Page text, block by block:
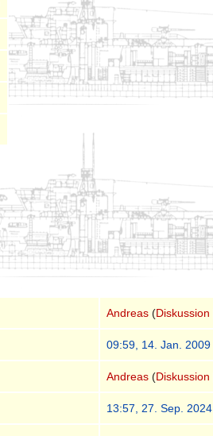
Andreas (Diskussion
09:59, 14. Jan. 2009
Andreas (Diskussion
13:57, 27. Sep. 2024